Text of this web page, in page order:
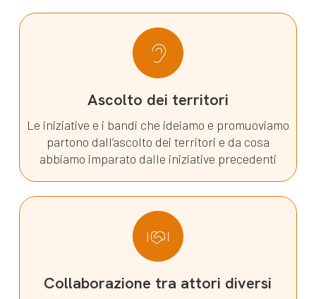
Ascolto dei territori
Le iniziative e i bandi che ideiamo e promuoviamo
partono dall’ascolto dei territori e da cosa
abbiamo imparato dalle iniziative precedenti
Collaborazione tra attori diversi